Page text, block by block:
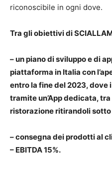
riconoscibile in ogni dove.
Tra gli obiettivi di
– un piano di sviluppo e di
piattaforma in Italia con
entro la fine del 2023,
tramite un’App dedicata,
ristorazione ritirandoli sotto
– consegna dei prodotti al
– EBITDA 15%.